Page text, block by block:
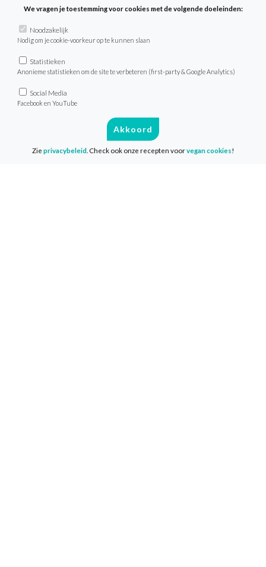
Recepten
Menu van de dag
We vragen je toestemming voor cookies met de volgende doeleinden:
Noodzakelijk
Nodig om je cookie-voorkeur op te kunnen slaan
Statistieken
Anonieme statistieken om de site te verbeteren (first-party & Google Analytics)
Social Media
Facebook en YouTube
Akkoord
Zie privacybeleid . Check ook onze recepten voorvegan cookies!